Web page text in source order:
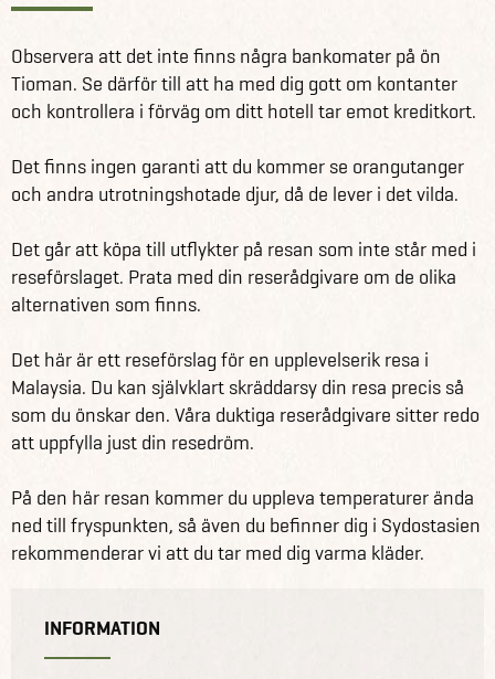
Observera att det inte finns några bankomater på ön
Tioman. Se därför till att ha med dig gott om kontanter
och kontrollera i förväg om ditt hotell tar emot kreditkort.
Det finns ingen garanti att du kommer se orangutanger
och andra utrotningshotade djur, då de lever i det vilda.
Det går att köpa till utflykter på resan som inte står med i
reseförslaget. Prata med din reserådgivare om de olika
alternativen som finns.
Det här är ett reseförslag för en upplevelserik resa i
Malaysia. Du kan självklart skräddarsy din resa precis så
som du önskar den. Våra duktiga reserådgivare sitter redo
att uppfylla just din resedröm.
På den här resan kommer du uppleva temperaturer ända
ned till fryspunkten, så även du befinner dig i Sydostasien
rekommenderar vi att du tar med dig varma kläder.
INFORMATION